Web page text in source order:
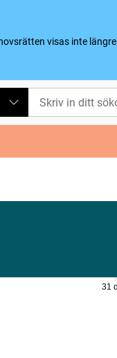
visas inte
31